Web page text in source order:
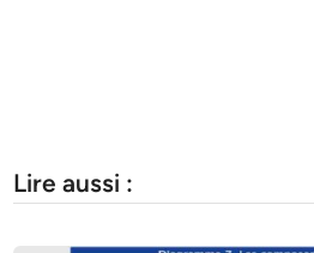
Lire aussi :